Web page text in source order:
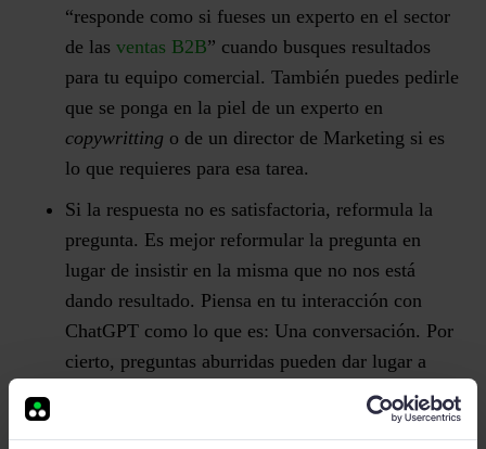
“responde como si fueses un experto en el sector
de las ventas B2B” cuando busques resultados
para tu equipo comercial. También puedes pedirle
que se ponga en la piel de un experto en
copywritting o de un director de Marketing si es
lo que requieres para esa tarea.
Si la respuesta no es satisfactoria, reformula la
pregunta. Es mejor reformular la pregunta en
lugar de insistir en la misma que no nos está
dando resultado. Piensa en tu interacción con
ChatGPT como lo que es: Una conversación. Por
cierto, preguntas aburridas pueden dar lugar a